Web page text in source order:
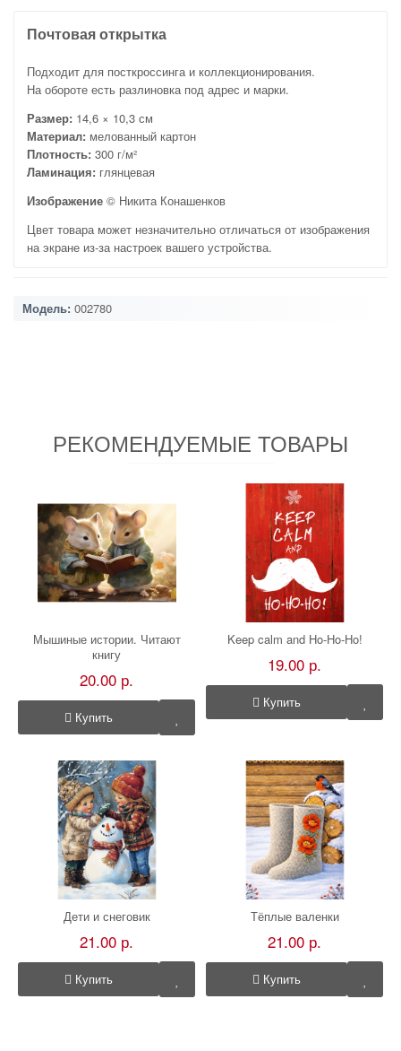
Почтовая открытка
Подходит для посткроссинга и коллекционирования.
На обороте есть разлиновка под адрес и марки.
Размер: 14,6 × 10,3 см
Материал: мелованный картон
Плотность: 300 г/м²
Ламинация: глянцевая
Изображение © Никита Конашенков
Цвет товара может незначительно отличаться от изображения
на экране из-за настроек вашего устройства.
Модель: 002780
РЕКОМЕНДУЕМЫЕ ТОВАРЫ
Мышиные истории. Читают
книгу
20.00 р.
Купить
Keep calm and Ho-Ho-Ho!
19.00 р.
Купить
Дети и снеговик
21.00 р.
Купить
Тёплые валенки
21.00 р.
Купить